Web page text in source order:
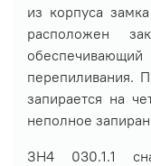
из корпуса
расположен
перепиливания.
запирается на
неполное
ЗН4 030.1.1